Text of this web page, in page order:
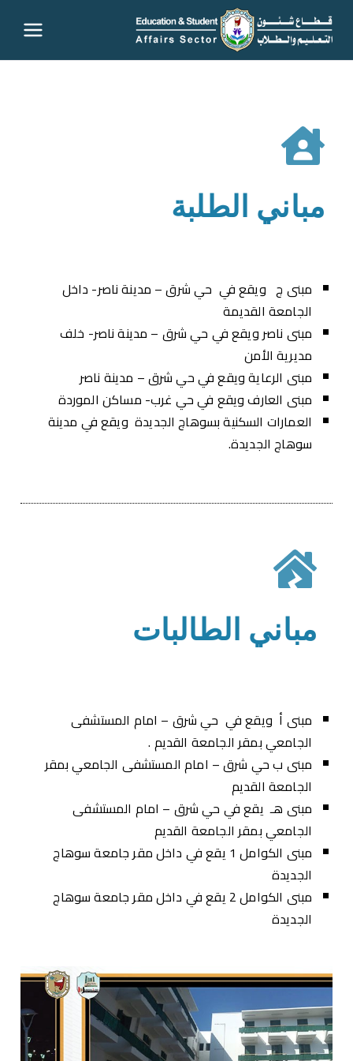
قطاع
مباني الطلبة
مبنى ج ويقع في حي شرق – مدينة ناصر- داخل
الجامعة القديمة
مبنى ناصر ويقع في حي شرق – مدينة ناصر- خلف
مديرية الأمن
مبنى الرعاية ويقع في حي شرق – مدينة ناصر
مبنى العارف ويقع في حي غرب- مساكن الموردة
العمارات السكنية بسوهاج الجديدة ويقع في مدينة
سوهاج الجديدة.
مباني الطالبات
مبنى أ ويقع في حي شرق – امام المستشفى
الجامعي بمقر الجامعة القديم .
مبنى ب حي شرق – امام المستشفى الجامعي بمقر
الجامعة القديم
مبنى هـ يقع في حي شرق – امام المستشفى
الجامعي بمقر الجامعة القديم
مبنى الكوامل 1 يقع في داخل مقر جامعة سوهاج
الجديدة
مبنى الكوامل 2 يقع في داخل مقر جامعة سوهاج
الجديدة